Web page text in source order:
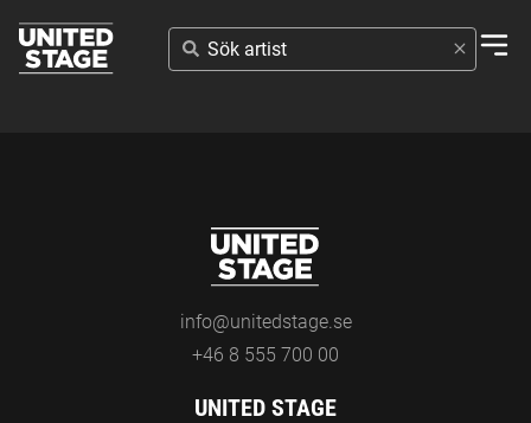
SÖK
ARTIST
info@unitedstage.se
+46 8 555 700 00
UNITED STAGE